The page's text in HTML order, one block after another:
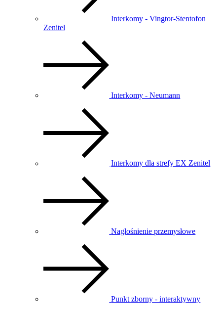
Interkomy - Vingtor-Stentofon
Zenitel
Interkomy - Neumann
Interkomy dla strefy EX Zenitel
Nagłośnienie przemysłowe
Punkt zborny - interaktywny